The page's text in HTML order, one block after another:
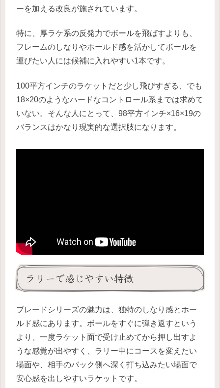
ーを加える改良が施されています。
特に、厚ラケ系の反発力でボールを飛ばすよりも、
フレームのしなりやホールド感を活かしてボールを
運びたい人には候補に入れやすい1本です。
100平方インチのラケットだと少し飛びすぎる、でも
18×20のようなハードなコントロール系までは求めて
いない。そんな人にとって、98平方インチ×16×19の
バランスはかなり現実的な選択肢になります。
ラリーで感じやすい特徴
ブレードシリーズの魅力は、独特のしなり感とホー
ルド感にあります。ボールをすぐに弾き返すという
より、一度ラケット面で受け止めてから押し出すよ
うな感覚が出やすく、ラリー中にコースを変えたい
場面や、相手のバック側へ深く打ち込みたい場面で
安心感を出しやすいラケットです。